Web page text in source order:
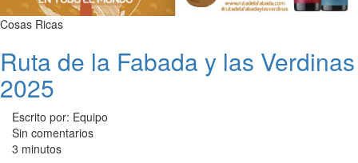
Cosas Ricas
Ruta de la Fabada y las Verdinas
2025
Escrito por: Equipo
Sin comentarios
3 minutos